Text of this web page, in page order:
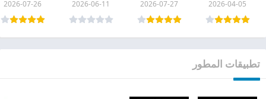
2026-04-05
2026-07-27
2026-06-11
2026-07-26
تطبيقات المطور